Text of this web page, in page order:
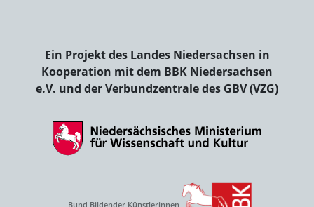
Ein Projekt des Landes Niedersachsen in
Kooperation mit dem BBK Niedersachsen
e.V. und der Verbundzentrale des GBV (VZG)
Bund Bildender Künstlerinnen